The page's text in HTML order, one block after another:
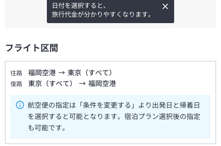
日付を選択すると、
旅行代金が分かりやすくなります。
フライト区間
往路 福岡空港 → 東京（すべて）
復路 東京（すべて） → 福岡空港
航空便の指定は「条件を変更する」より出発日と帰着日
を選択すると可能となります。宿泊プラン選択後の指定
も可能です。